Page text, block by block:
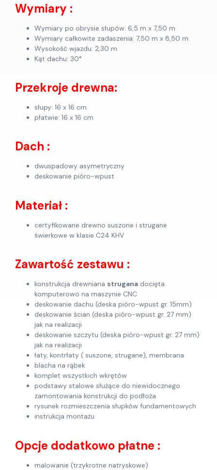
Wymiary :
Wymiary po obrysie słupów: 6,5 m x 7,50 m
Wymiary całkowite zadaszenia: 7,50 m x 8,50 m
Wysokość wjazdu: 2,30 m
Kąt dachu: 30°
Przekroje drewna:
słupy: 16 x 16 cm
płatwie: 16 x 16 cm
Dach :
dwuspadowy asymetryczny
deskowanie pióro-wpust
Materiał :
certyfikowane drewno suszone i strugane
świerkowe w klasie C24 KHV
Zawartość zestawu :
konstrukcja drewniana strugana docięta
komputerowo na maszynie CNC
deskowanie dachu (deska pióro-wpust gr. 15mm)
deskowanie ścian (deska pióro-wpust gr. 27 mm)
jak na realizacji
deskowanie szczytu (deska pióro-wpust gr. 27 mm)
jak na realizacji
łaty, kontrłaty ( suszone, strugane), membrana
blacha na rąbek
komplet wszystkich wkrętów
podstawy stalowe służące do niewidocznego
zamontowania konstrukcji do podłoża
rysunek rozmieszczenia słupków fundamentowych
instrukcja montażu
Opcje dodatkowo płatne :
malowanie (trzykrotne natryskowe)